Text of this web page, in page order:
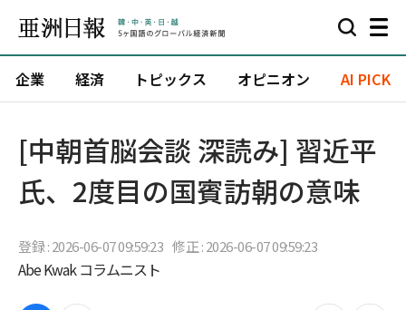
企業 経済 トピックス オピニオン AI PICK
[中朝首脳会談 深読み] 習近平
氏、2度目の国賓訪朝の意味
登録 : 2026-06-07 09:59:23 修正 : 2026-06-07 09:59:23
Abe Kwak コラムニスト